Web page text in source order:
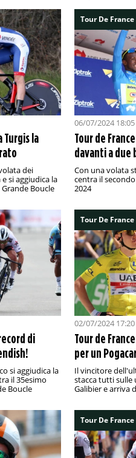
Turgis la
dei
si aggiudica la
Boucle
Tour De France
06/07/2024 18:05
Tour de
davanti a due
Con una volata
centra il
2024
di
si aggiudica la
il 35esimo
Boucle
Tour De France
02/07/2024 17:20
Tour de
per un
Il vincitore
stacca tutti sulle
Galibier e arriva
Tour De France